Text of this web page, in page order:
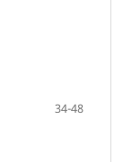
34-48